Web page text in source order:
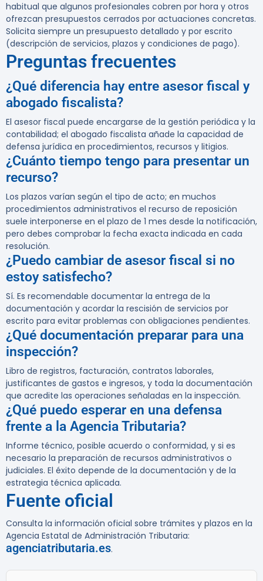
habitual que algunos profesionales cobren por hora y otros
ofrezcan presupuestos cerrados por actuaciones concretas.
Solicita siempre un presupuesto detallado y por escrito
(descripción de servicios, plazos y condiciones de pago).
Preguntas frecuentes
¿Qué diferencia hay entre asesor fiscal y
abogado fiscalista?
El asesor fiscal puede encargarse de la gestión periódica y la
contabilidad; el abogado fiscalista añade la capacidad de
defensa jurídica en procedimientos, recursos y litigios.
¿Cuánto tiempo tengo para presentar un
recurso?
Los plazos varían según el tipo de acto; en muchos
procedimientos administrativos el recurso de reposición
suele interponerse en el plazo de 1 mes desde la notificación,
pero debes comprobar la fecha exacta indicada en cada
resolución.
¿Puedo cambiar de asesor fiscal si no
estoy satisfecho?
Sí. Es recomendable documentar la entrega de la
documentación y acordar la rescisión de servicios por
escrito para evitar problemas con obligaciones pendientes.
¿Qué documentación preparar para una
inspección?
Libro de registros, facturación, contratos laborales,
justificantes de gastos e ingresos, y toda la documentación
que acredite las operaciones señaladas en la inspección.
¿Qué puedo esperar en una defensa
frente a la Agencia Tributaria?
Informe técnico, posible acuerdo o conformidad, y si es
necesario la preparación de recursos administrativos o
judiciales. El éxito depende de la documentación y de la
estrategia técnica aplicada.
Fuente oficial
Consulta la información oficial sobre trámites y plazos en la
Agencia Estatal de Administración Tributaria:
agenciatributaria.es.